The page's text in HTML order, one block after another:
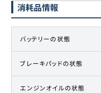
消耗品情報
バッテリーの状態
ブレーキパッドの状態
エンジンオイルの状態